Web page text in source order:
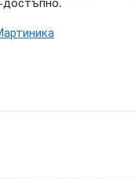
достъпно.